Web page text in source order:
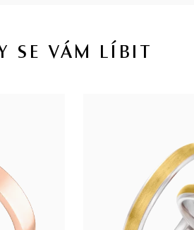
SE VÁM LÍBIT